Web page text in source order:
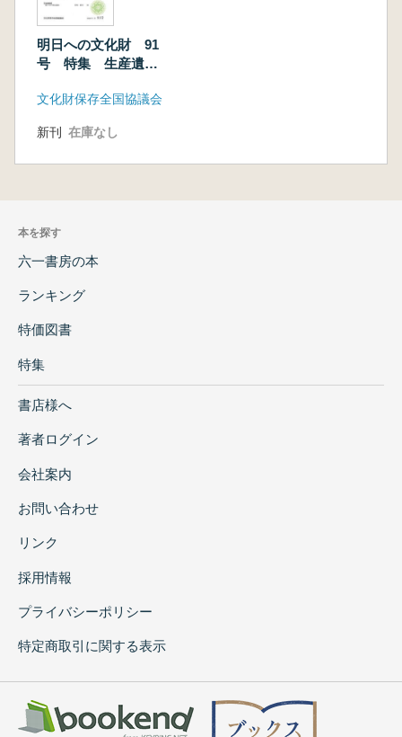
明日への文化財 91
号 特集 生産遺跡
文化財保存全国協議会
新刊 在庫なし
本を探す
六一書房の本
ランキング
特価図書
特集
書店様へ
著者ログイン
会社案内
お問い合わせ
リンク
採用情報
プライバシーポリシー
特定商取引に関する表示